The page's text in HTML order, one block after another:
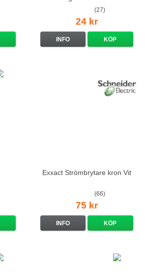
(27)
24 kr
INFO KÖP
Exxact Strömbrytare kron Vit
(66)
75 kr
INFO KÖP